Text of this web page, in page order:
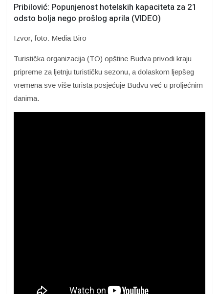
Pribilović: Popunjenost hotelskih kapaciteta za 21
odsto bolja nego prošlog aprila (VIDEO)
Izvor, foto: Media Biro
Turistička organizacija (TO) opštine Budva privodi kraju
pripreme za ljetnju turističku sezonu, a dolaskom ljepšeg
vremena sve više turista posjećuje Budvu već u proljećnim
danima.